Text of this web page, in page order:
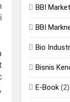
BBI Market
BBI
Bio
Bisnis
E-Book (2)